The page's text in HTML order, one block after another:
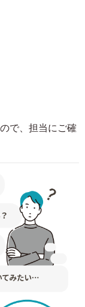
で、担当にご確